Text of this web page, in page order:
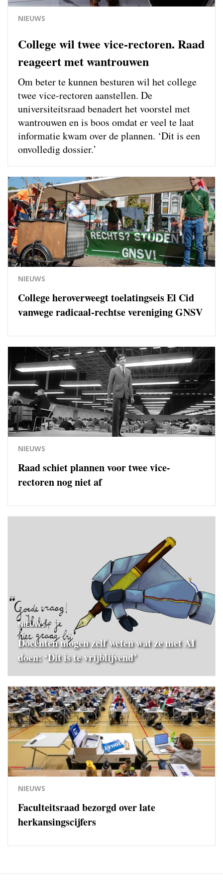
NIEUWS
College wil twee vice-rectoren. Raad
reageert met wantrouwen
Om beter te kunnen besturen wil het college
twee vice-rectoren aanstellen. De
universiteitsraad benadert het voorstel met
wantrouwen en is boos omdat er veel te laat
informatie kwam over de plannen. ‘Dit is een
onvolledig dossier.’
NIEUWS
College heroverweegt toelatingseis El Cid
vanwege radicaal-rechtse vereniging GNSV
NIEUWS
Raad schiet plannen voor twee vice-
rectoren nog niet af
NIEUWS
Docenten mogen zelf weten wat ze met AI
doen: ‘Dit is te vrijblijvend’
NIEUWS
Faculteitsraad bezorgd over late
herkansingscijfers